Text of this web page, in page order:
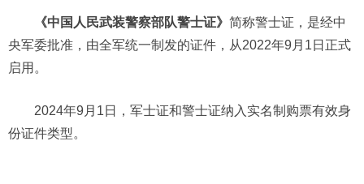
《中国人民武装警察部队警士证》 简称警士证，是经中
央军委批准，由全军统一制发的证件，从2022年9月1日正式
启用。
2024年9月1日，军士证和警士证纳入实名制购票有效身
份证件类型。